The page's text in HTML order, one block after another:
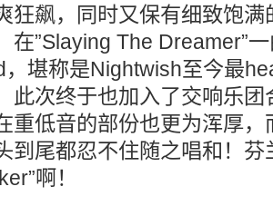
狂飙，同时又保有细致饱
在”Slaying The Dreamer”
堪称是Nightwish至今最
此次终于也加入了交响乐
重低音的部份也更为浑厚
到尾都忍不住随之唱和！芬
啊！